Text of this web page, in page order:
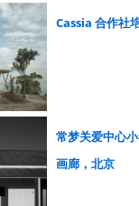
Cassia 合作社
常梦关爱中心
画廊，北京